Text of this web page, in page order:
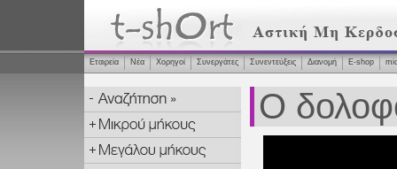
Εταιρεία Νέα Χορηγοί Συνεργάτες Συνεντεύξεις Διανομή Ε-shop
Ο